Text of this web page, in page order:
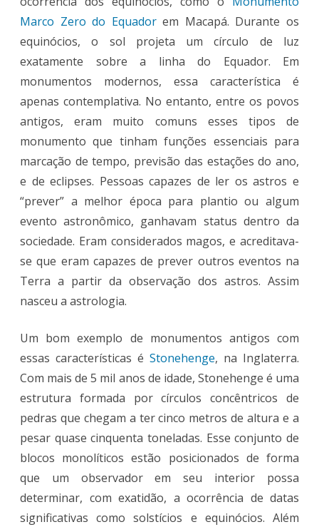
Marco Zero do Equadorem Macapá. Durante os
equinócios, o sol projeta um círculo de luz
exatamente sobre a linha do Equador. Em
monumentos modernos, essa característica é
apenas contemplativa. No entanto, entre os povos
antigos, eram muito comuns esses tipos de
monumento que tinham funções essenciais para
marcação de tempo, previsão das estações do ano,
e de eclipses. Pessoas capazes de ler os astros e
“prever” a melhor época para plantio ou algum
evento astronômico, ganhavam status dentro da
sociedade. Eram considerados magos, e acreditava-
se que eram capazes de prever outros eventos na
Terra a partir da observação dos astros. Assim
nasceu a astrologia.
Um bom exemplo de monumentos antigos com
essas características é Stonehenge, na Inglaterra.
Com mais de 5 mil anos de idade, Stonehenge é uma
estrutura formada por círculos concêntricos de
pedras que chegam a ter cinco metros de altura e a
pesar quase cinquenta toneladas. Esse conjunto de
blocos monolíticos estão posicionados de forma
que um observador em seu interior possa
determinar, com exatidão, a ocorrência de datas
significativas como solstícios e equinócios. Além